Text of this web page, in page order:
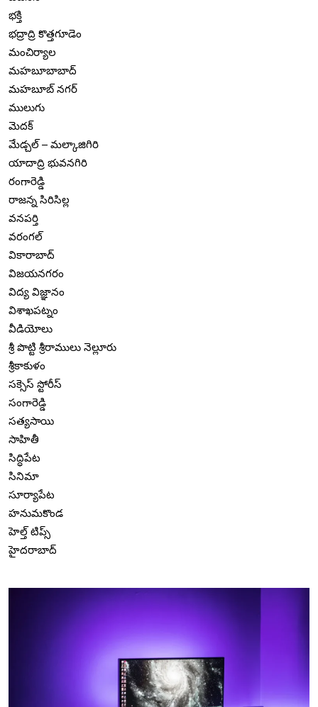
భక్తి
భద్రాద్రి కొత్తగూడెం
మంచిర్యాల
మహబూబాబాద్
మహబూబ్ నగర్
ములుగు
మెదక్
మేడ్చల్ – మల్కాజిగిరి
యాదాద్రి భువనగిరి
రంగారెడ్డి
రాజన్న సిరిసిల్ల
వనపర్తి
వరంగల్
వికారాబాద్
విజయనగరం
విద్య విజ్ఞానం
విశాఖపట్నం
వీడియోలు
శ్రీ పొట్టి శ్రీరాములు నెల్లూరు
శ్రీకాకుళం
సక్సెస్ స్టోరీస్
సంగారెడ్డి
సత్యసాయి
సాహితీ
సిద్ధిపేట
సినిమా
సూర్యాపేట
హనుమకొండ
హెల్త్ టిప్స్
హైదరాబాద్